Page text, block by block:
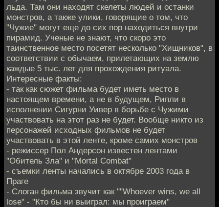
льда. Там они находят скелеты людей и останки
монстров, а также улики, говорящие о том, что
"Чужие" могут еще до сих пор находиться внутри
пирамид. Ученые не знают, что скоро это
таинственное место посетят несколько "Хищников", в
соответствии с обычаем, прилетающих на землю
каждые 5 тыс. лет для прохождения ритуала.
Интересные факты:
- так как сюжет фильма будет иметь место в
настоящем времени, а не в будущем, Рипли в
исполнении Сигурни Уивер в борьбе с Чужими
участвовать на этот раз не будет. Вообще никто из
персонажей исходных фильмов не будет
участвовать в этой ленте, кроме самих монстров
- режиссер Пол Андерсон известен лентами
"Обитель Зла" и "Mortal Combat"
- съемки ленты начались в октябре 2003 года в
Праге
- Слоган фильма звучит как ""Whoever wins, we all
lose" - "Кто бы ни выиграл: мы проиграем"